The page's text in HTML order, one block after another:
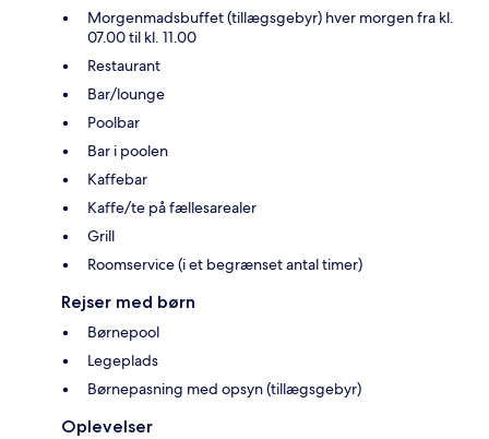
Morgenmadsbuffet (tillægsgebyr) hver morgen fra kl.
07.00 til kl. 11.00
Restaurant
Bar/lounge
Poolbar
Bar i poolen
Kaffebar
Kaffe/te på fællesarealer
Grill
Roomservice (i et begrænset antal timer)
Rejser med børn
Børnepool
Legeplads
Børnepasning med opsyn (tillægsgebyr)
Oplevelser